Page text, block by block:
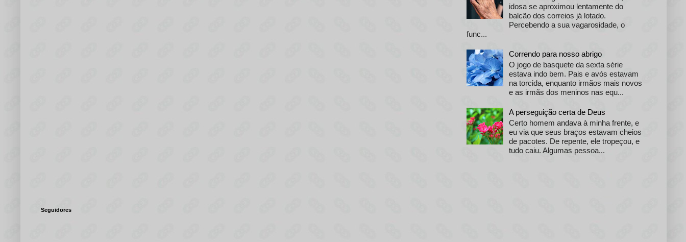
idosa se aproximou lentamente do
balcão dos correios já lotado.
Percebendo a sua vagarosidade, o
func...
Correndo para nosso abrigo
O jogo de basquete da sexta série
estava indo bem. Pais e avós estavam
na torcida, enquanto irmãos mais novos
e as irmãs dos meninos nas equ...
A perseguição certa de Deus
Certo homem andava à minha frente, e
eu via que seus braços estavam cheios
de pacotes. De repente, ele tropeçou, e
tudo caiu. Algumas pessoa...
Seguidores